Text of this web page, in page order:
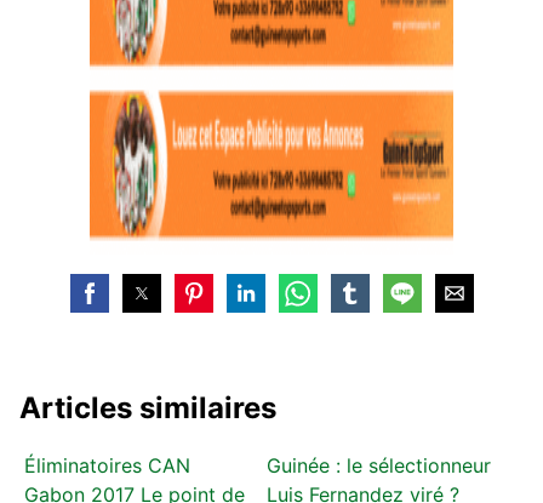
Articles similaires
Éliminatoires CAN
Gabon 2017 Le point de
Guinée : le sélectionneur
Luis Fernandez viré ?